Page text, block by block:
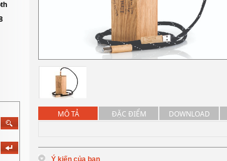
MÔ TẢ ĐẶC ĐIỂM DOWNLOAD
Ý kiến của bạn